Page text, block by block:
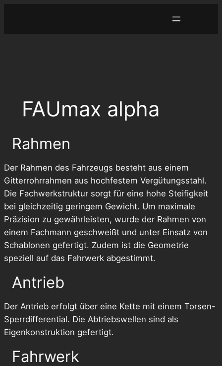
FAUmax alpha
Rahmen
Der Rahmen des Fahrzeugs besteht aus einem
Gitterrohrrahmen aus hochfestem Vergütungsstahl.
Die Fachwerkstruktur sorgt für eine hohe Steifigkeit
bei gleichzeitig geringem Gewicht. Um maximale
Präzision zu gewährleisten, wurde der Rahmen von
einem Fachmann geschweißt und unter Einsatz von
Schablonen gefertigt. Zudem ist die Geometrie
speziell auf das Fahrwerk abgestimmt.
Antrieb
Der Antrieb erfolgt über eine Kette mit einem Torsen-
Sperrdifferential. Die Abtriebswellen sind als
Eigenkonstruktion gefertigt.
Fahrwerk